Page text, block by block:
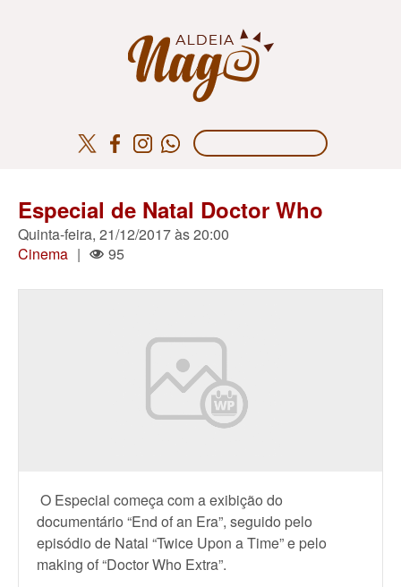
Especial de Natal Doctor Who
Quinta-feira, 21/12/2017 às 20:00
Cinema | 95
O Especial começa com a exibição do
documentário “End of an Era”, seguido pelo
episódio de Natal “Twice Upon a Time” e pelo
making of “Doctor Who Extra”.